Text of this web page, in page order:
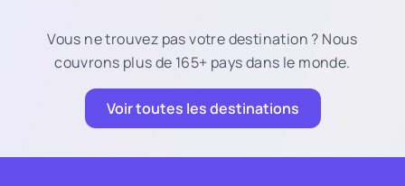
Vous ne trouvez pas votre destination ? Nous
couvrons plus de 165+ pays dans le monde.
Voir toutes les destinations